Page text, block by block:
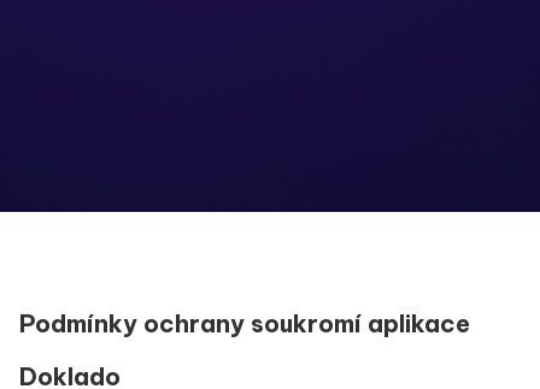
Podmínky ochrany soukromí aplikace
Doklado